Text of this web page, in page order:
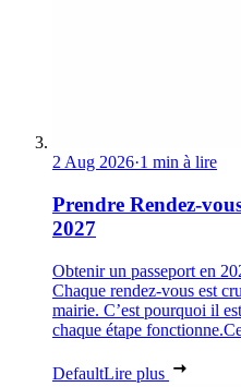
2 Aug 2026·1 min à lire
Prendre Rendez-
2027
Obtenir un passeport en
Chaque rendez-vous est
mairie. C’est pourquoi il
chaque étape
DefaultLire plus